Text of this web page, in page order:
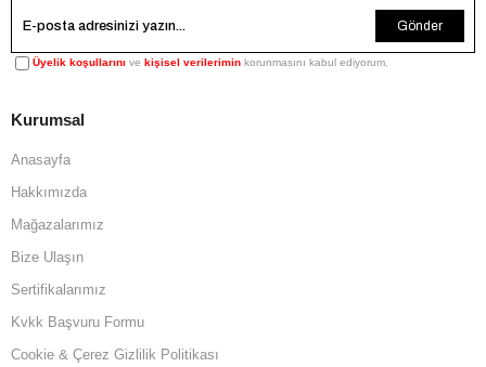
Gönder
Üyelik koşullarını ve kişisel verilerimin korunmasını kabul ediyorum.
Kurumsal
Anasayfa
Hakkımızda
Mağazalarımız
Bize Ulaşın
Sertifikalarımız
Kvkk Başvuru Formu
Cookie & Çerez Gizlilik Politikası